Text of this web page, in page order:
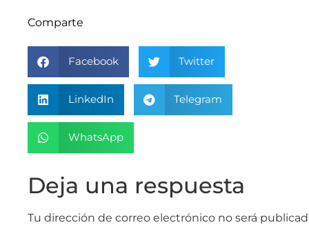
Comparte
Facebook Twitter
LinkedIn Telegram
WhatsApp
Deja una respuesta
Tu dirección de correo electrónico no será